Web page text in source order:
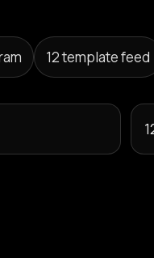
12 template feed